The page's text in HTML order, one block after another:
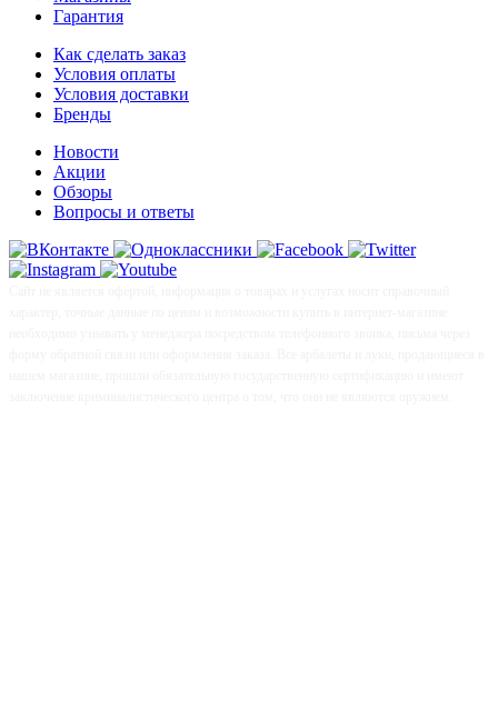
Гарантия
Как сделать заказ
Условия оплаты
Условия доставки
Бренды
Новости
Акции
Обзоры
Вопросы и ответы